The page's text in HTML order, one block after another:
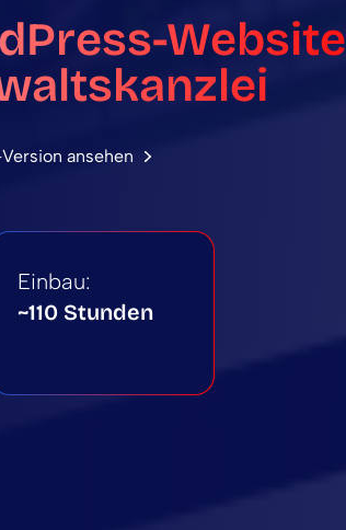
Website
ansehen
Einbau:
~110 Stunden